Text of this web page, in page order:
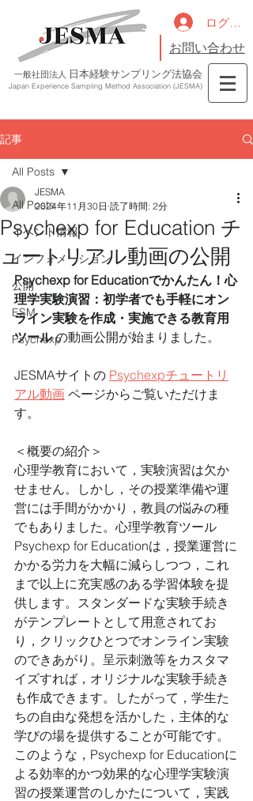
一般社団法人 日本経験サンプリング法協会
Japan Experience Sampling Method Association (JESMA)
ログイン
お問い合わせ
記事
All Posts
イベント情報
インフォメーション
公開
ESM
Psychexp
All Posts
Psychexp for Education チ
ュートリアル動画の公開
JESMA
2024年11月30日 読了時間: 2分
Psychexp for Educationでかんたん！心
理学実験演習：初学者でも手軽にオン
ライン実験を作成・実施できる教育用
ツール の動画公開が始まりました。
JESMAサイトの Psychexpチュートリ
アル動画 ページからご覧いただけま
す。
＜概要の紹介＞
心理学教育において，実験演習は欠か
せません。しかし，その授業準備や運
営には手間がかかり，教員の悩みの種
でもありました。心理学教育ツール
Psychexp for Educationは，授業運営に
かかる労力を大幅に減らしつつ，これ
まで以上に充実感のある学習体験を提
供します。スタンダードな実験手続き
がテンプレートとして用意されてお
り，クリックひとつでオンライン実験
のできあがり。呈示刺激等をカスタマ
イズすれば，オリジナルな実験手続き
も作成できます。したがって，学生た
ちの自由な発想を活かした，主体的な
学びの場を提供することが可能です。
このような，Psychexp for Educationに
よる効率的かつ効果的な心理学実験演
習の授業運営のしかたについて，実践